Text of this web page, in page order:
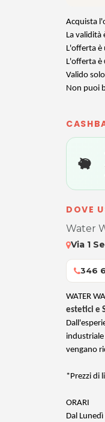
Acquista
La validità
L'offerta è
L'offerta è
Valido
Non puoi
DOVE
Water
Via 1
346
WATER
estetici e
industriale
vengano
*Prezzi di
ORARI
Dal